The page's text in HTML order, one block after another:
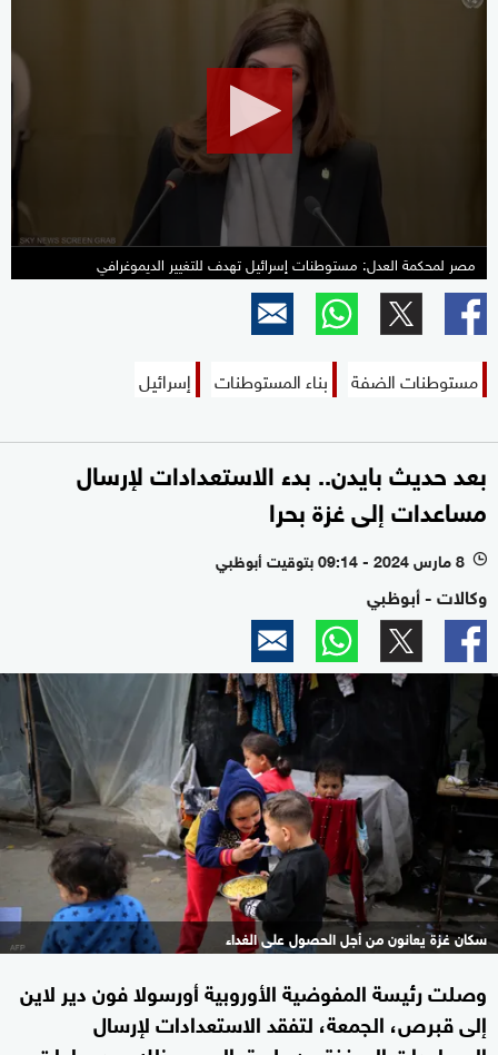
مصر لمحكمة العدل: مستوطنات إسرائيل تهدف للتغيير الديموغرافي
مستوطنات الضفة بناء المستوطنات إسرائيل
بعد حديث بايدن.. بدء الاستعدادات لإرسال
مساعدات إلى غزة بحرا
l 8 مارس 2024 - 09:14 بتوقيت أبوظبي
وكالات - أبوظبي
سكان غزة يعانون من أجل الحصول على الغداء
وصلت رئيسة المفوضية الأوروبية أورسولا فون دير لاين
إلى قبرص، الجمعة، لتفقد الاستعدادات لإرسال